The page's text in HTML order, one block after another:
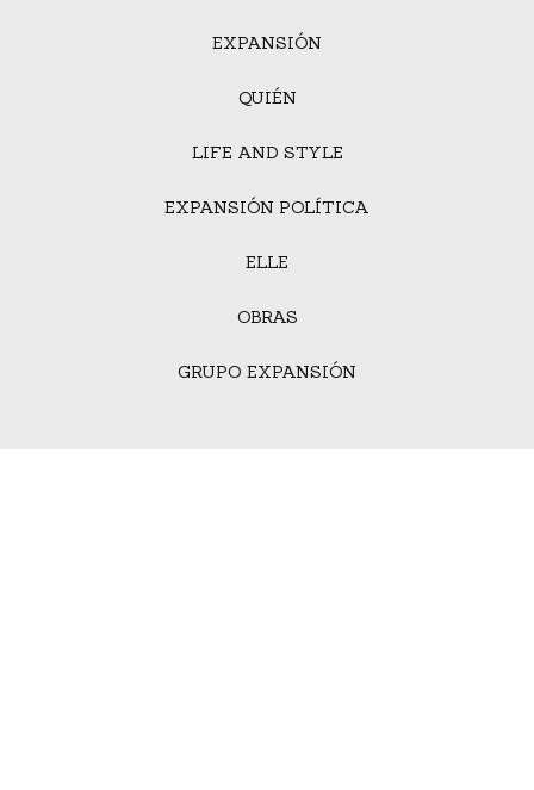
EXPANSIÓN
QUIÉN
LIFE AND STYLE
EXPANSIÓN POLÍTICA
ELLE
OBRAS
GRUPO EXPANSIÓN